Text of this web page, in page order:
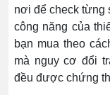
nơi để check từng
công năng của
bạn mua theo
mà nguy cơ đổi
đều được chứng